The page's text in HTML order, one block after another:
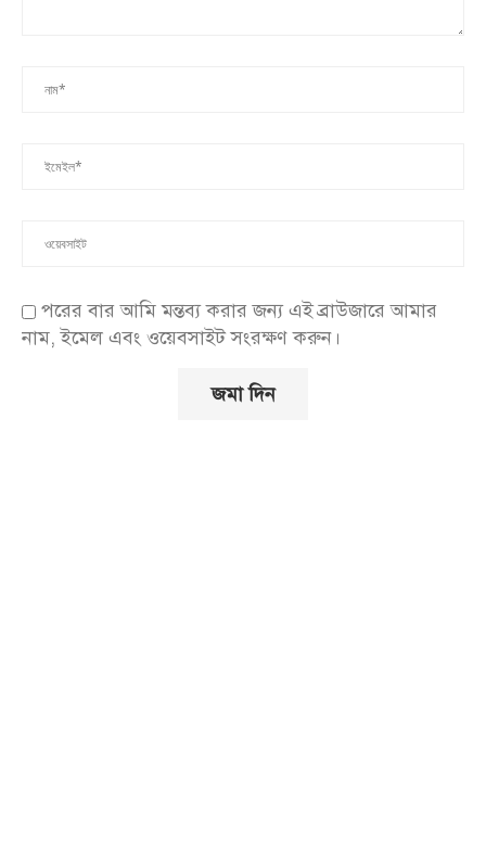
পরের বার আমি মন্তব্য করার জন্য এই ব্রাউজারে আমার
নাম, ইমেল এবং ওয়েবসাইট সংরক্ষণ করুন।